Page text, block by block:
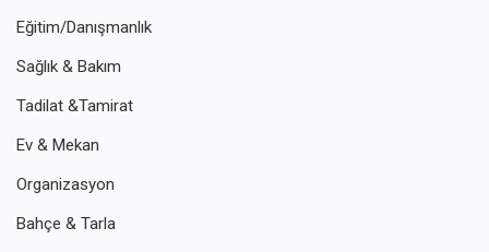
Eğitim/Danışmanlık
Sağlık & Bakım
Tadilat &Tamirat
Ev & Mekan
Organizasyon
Bahçe & Tarla